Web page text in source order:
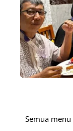
Semua